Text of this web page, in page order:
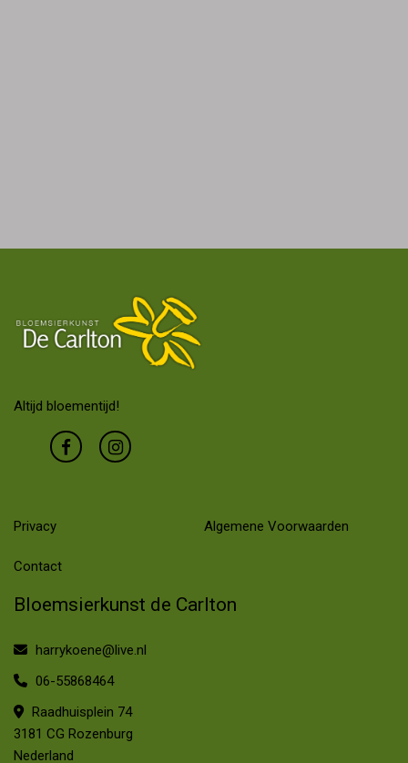
Altijd bloementijd!
Privacy Algemene Voorwaarden
Contact
Bloemsierkunst de Carlton
harrykoene@live.nl
06-55868464
Raadhuisplein 74
3181 CG Rozenburg
Nederland